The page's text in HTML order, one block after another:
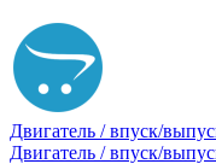
Двигатель / впуск/
Двигатель / впуск/